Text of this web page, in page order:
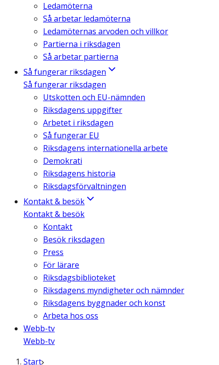
Ledamöterna
Så arbetar ledamöterna
Ledamöternas arvoden och villkor
Partierna i riksdagen
Så arbetar partierna
Så fungerar riksdagen
Så fungerar riksdagen
Utskotten och EU-nämnden
Riksdagens uppgifter
Arbetet i riksdagen
Så fungerar EU
Riksdagens internationella arbete
Demokrati
Riksdagens historia
Riksdagsförvaltningen
Kontakt & besök
Kontakt & besök
Kontakt
Besök riksdagen
Press
För lärare
Riksdagsbiblioteket
Riksdagens myndigheter och nämnder
Riksdagens byggnader och konst
Arbeta hos oss
Webb-tv
Webb-tv
Start